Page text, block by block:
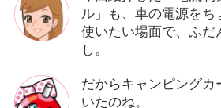
ル」も、車の電源を
使いたい場面で、ふだ
し。
だからキャンピングカ
いたのね。